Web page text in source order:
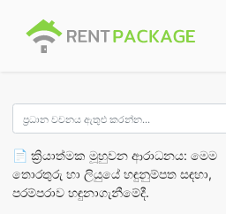
📄 ක්‍රියාත්මක මූහුවන ආරාධනය: මෙම
තොරතුරු හා ලියුයේ හඳුනුම්පත සඳහා,
පරම්පරාව හඳුනාගැනීමේදී.